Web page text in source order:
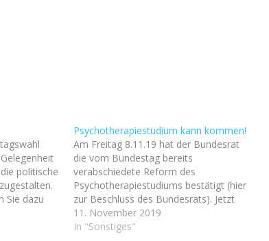
politische
Sie dazu
Psychotherapiestudium kann kommen!
Am Freitag 8.11.19 hat der Bundesrat
die vom Bundestag bereits
verabschiedete Reform des
Psychotherapiestudiums bestätigt (hier
zur Beschluss des Bundesrats). Jetzt
kann die Arbeit in den uni-internen
Kommissionen beginnen - jetzt muss
11. November 2019
In "Sonstiges"